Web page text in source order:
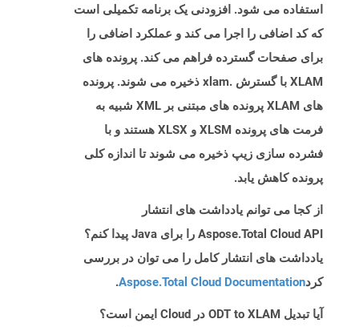
استفاده می شود. افزودنی یک برنامه تکمیلی است
که کد اضافی را اجرا می کند و عملکرد اضافی را
برای صفحات گسترده فراهم می کند. پرونده های
XLAM با گسترش .xlam ذخیره می شوند. پرونده
های XLAM پرونده های مبتنی بر XML شبیه به
فرمت های پرونده XLSM و XLSX هستند و با
فشرده سازی زیپ ذخیره می شوند تا اندازه کلی
پرونده کاهش یابد.
از کجا می توانم یادداشت های انتشار
Aspose.Total Cloud API را برای Java پیدا کنم؟
یادداشت های انتشار کامل را می توان در بررسی
کردAspose.Total Cloud Documentation
.
آیا تبدیل ODT to XLAM در Cloud ایمن است؟